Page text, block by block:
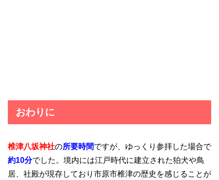
おわりに
椎津八坂神社の所要時間ですが、ゆっくり参拝した場合で
約10分でした。境内には江戸時代に建立された狛犬や鳥
居、社殿が現存しており市原市椎津の歴史を感じることが